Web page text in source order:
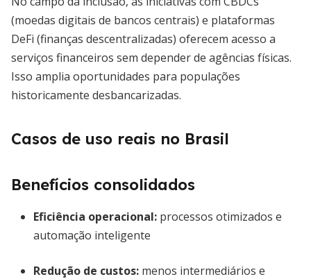
(moedas digitais de bancos centrais) e plataformas
DeFi (finanças descentralizadas) oferecem acesso a
serviços financeiros sem depender de agências físicas.
Isso amplia oportunidades para populações
historicamente desbancarizadas.
Casos de uso reais no Brasil
Benefícios consolidados
Eficiência operacional: processos otimizados e
automação inteligente
Redução de custos: menos intermediários e